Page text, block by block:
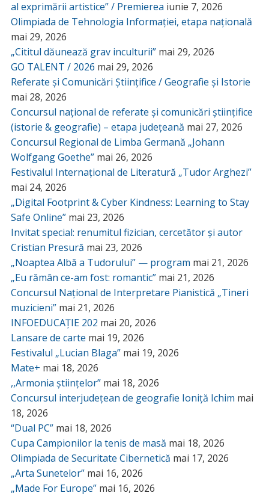
al exprimării artistice” / Premierea iunie 7, 2026
Olimpiada de Tehnologia Informației, etapa națională
mai 29, 2026
„Cititul dăunează grav inculturii” mai 29, 2026
GO TALENT / 2026 mai 29, 2026
Referate și Comunicări Științifice / Geografie și Istorie
mai 28, 2026
Concursul național de referate și comunicări științifice
(istorie & geografie) – etapa județeană mai 27, 2026
Concursul Regional de Limba Germană „Johann
Wolfgang Goethe” mai 26, 2026
Festivalul Internațional de Literatură „Tudor Arghezi”
mai 24, 2026
„Digital Footprint & Cyber Kindness: Learning to Stay
Safe Online” mai 23, 2026
Invitat special: renumitul fizician, cercetător și autor
Cristian Presură mai 23, 2026
„Noaptea Albă a Tudorului” — program mai 21, 2026
„Eu rămân ce-am fost: romantic” mai 21, 2026
Concursul Național de Interpretare Pianistică „Tineri
muzicieni” mai 21, 2026
INFOEDUCAȚIE 202 mai 20, 2026
Lansare de carte mai 19, 2026
Festivalul „Lucian Blaga” mai 19, 2026
Mate+ mai 18, 2026
,,Armonia științelor” mai 18, 2026
Concursul interjudețean de geografie Ioniță Ichim mai
18, 2026
“Dual PC” mai 18, 2026
Cupa Campionilor la tenis de masă mai 18, 2026
Olimpiada de Securitate Cibernetică mai 17, 2026
„Arta Sunetelor” mai 16, 2026
„Made For Europe” mai 16, 2026